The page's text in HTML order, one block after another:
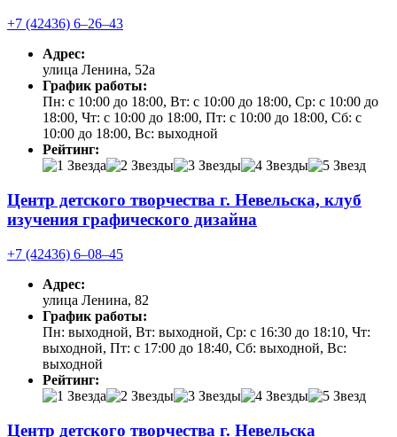
+7 (42436) 6‒26‒43
Адрес:
улица Ленина, 52а
График работы:
Пн: с 10:00 до 18:00, Вт: с 10:00 до 18:00, Ср: с 10:00 до
18:00, Чт: с 10:00 до 18:00, Пт: с 10:00 до 18:00, Сб: с
10:00 до 18:00, Вс: выходной
Рейтинг:
Центр детского творчества г. Невельска, клуб
изучения графического дизайна
+7 (42436) 6‒08‒45
Адрес:
улица Ленина, 82
График работы:
Пн: выходной, Вт: выходной, Ср: с 16:30 до 18:10, Чт:
выходной, Пт: с 17:00 до 18:40, Сб: выходной, Вс:
выходной
Рейтинг:
Центр детского творчества г. Невельска